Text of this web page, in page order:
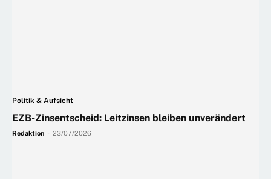
Politik & Aufsicht
EZB-Zinsentscheid: Leitzinsen bleiben unverändert
Redaktion 23/07/2026